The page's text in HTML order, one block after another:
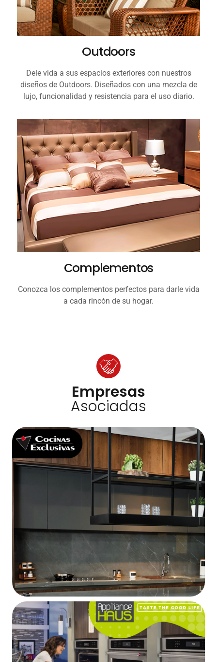
Outdoors
Dele vida a sus espacios exteriores con nuestros
diseños de Outdoors. Diseñados con una mezcla de
lujo, funcionalidad y resistencia para el uso diario.
Complementos
Conozca los complementos perfectos para darle vida
a cada rincón de su hogar.
Empresas
Asociadas